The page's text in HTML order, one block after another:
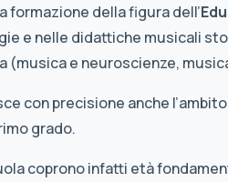
formazione della figura dell’
e nelle didattiche musicali
(musica e neuroscienze,
con precisione anche
grado.
coprono infatti età